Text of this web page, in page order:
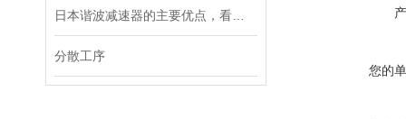
分散工序
您的